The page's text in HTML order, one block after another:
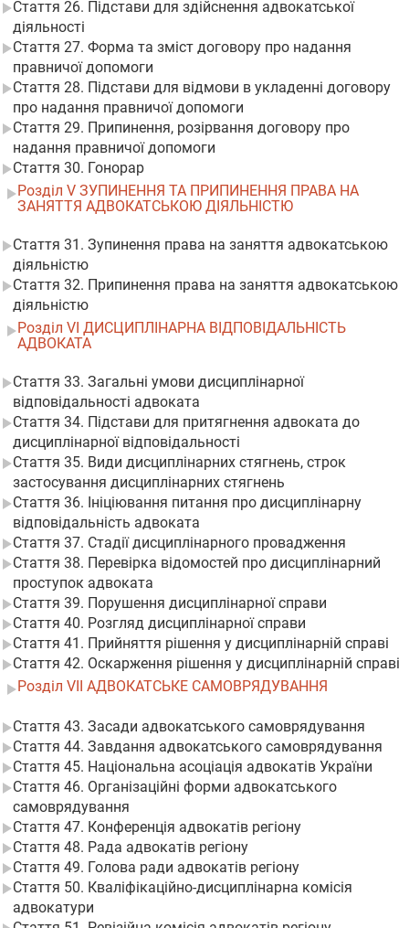
Стаття 26. Підстави для здійснення адвокатської
діяльності
Стаття 27. Форма та зміст договору про надання
правничої допомоги
Стаття 28. Підстави для відмови в укладенні договору
про надання правничої допомоги
Стаття 29. Припинення, розірвання договору про
надання правничої допомоги
Стаття 30. Гонорар
Розділ V ЗУПИНЕННЯ ТА ПРИПИНЕННЯ ПРАВА НА
ЗАНЯТТЯ АДВОКАТСЬКОЮ ДІЯЛЬНІСТЮ
Стаття 31. Зупинення права на заняття адвокатською
діяльністю
Стаття 32. Припинення права на заняття адвокатською
діяльністю
Розділ VI ДИСЦИПЛІНАРНА ВІДПОВІДАЛЬНІСТЬ
АДВОКАТА
Стаття 33. Загальні умови дисциплінарної
відповідальності адвоката
Стаття 34. Підстави для притягнення адвоката до
дисциплінарної відповідальності
Стаття 35. Види дисциплінарних стягнень, строк
застосування дисциплінарних стягнень
Стаття 36. Ініціювання питання про дисциплінарну
відповідальність адвоката
Стаття 37. Стадії дисциплінарного провадження
Стаття 38. Перевірка відомостей про дисциплінарний
проступок адвоката
Стаття 39. Порушення дисциплінарної справи
Стаття 40. Розгляд дисциплінарної справи
Стаття 41. Прийняття рішення у дисциплінарній справі
Стаття 42. Оскарження рішення у дисциплінарній справі
Розділ VII АДВОКАТСЬКЕ САМОВРЯДУВАННЯ
Стаття 43. Засади адвокатського самоврядування
Стаття 44. Завдання адвокатського самоврядування
Стаття 45. Національна асоціація адвокатів України
Стаття 46. Організаційні форми адвокатського
самоврядування
Стаття 47. Конференція адвокатів регіону
Стаття 48. Рада адвокатів регіону
Стаття 49. Голова ради адвокатів регіону
Стаття 50. Кваліфікаційно-дисциплінарна комісія
адвокатури